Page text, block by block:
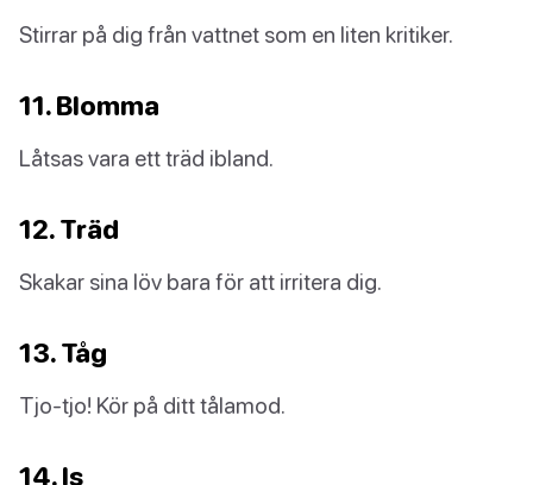
Stirrar på dig från vattnet som en liten kritiker.
11. Blomma
Låtsas vara ett träd ibland.
12. Träd
Skakar sina löv bara för att irritera dig.
13. Tåg
Tjo-tjo! Kör på ditt tålamod.
14. Is